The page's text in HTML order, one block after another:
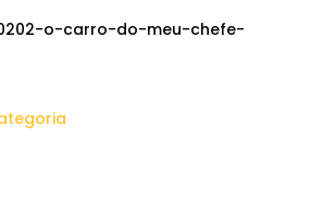
o-carro-do-meu-chefe-